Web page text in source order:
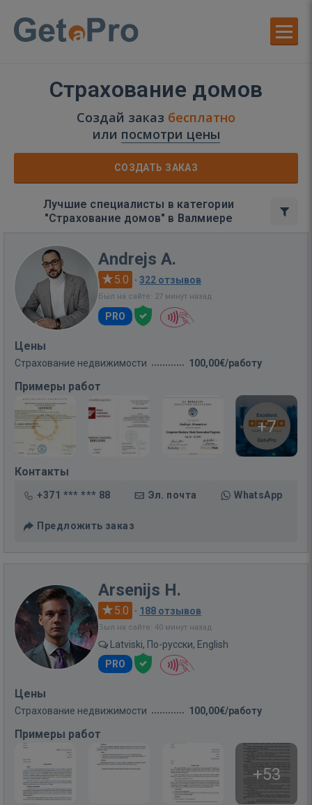
Страхование домов
Создай заказ бесплатно
или посмотри цены
СОЗДАТЬ ЗАКАЗ
Лучшие специалисты в категории
"Страхование домов" в Валмиере
Andrejs A.
5.0 · 322 отзывов
Был на сайте: 27 минут назад
PRO
Цены
Страхование недвижимости 100,00€/работу
Примеры работ
+7
Контакты
+371 *** *** 88 Эл. почта WhatsApp
Предложить заказ
Arsenijs H.
5.0 · 188 отзывов
Был на сайте: 40 минут назад
Latviski, По-русски, English
PRO
Цены
Страхование недвижимости 100,00€/работу
Примеры работ
+53